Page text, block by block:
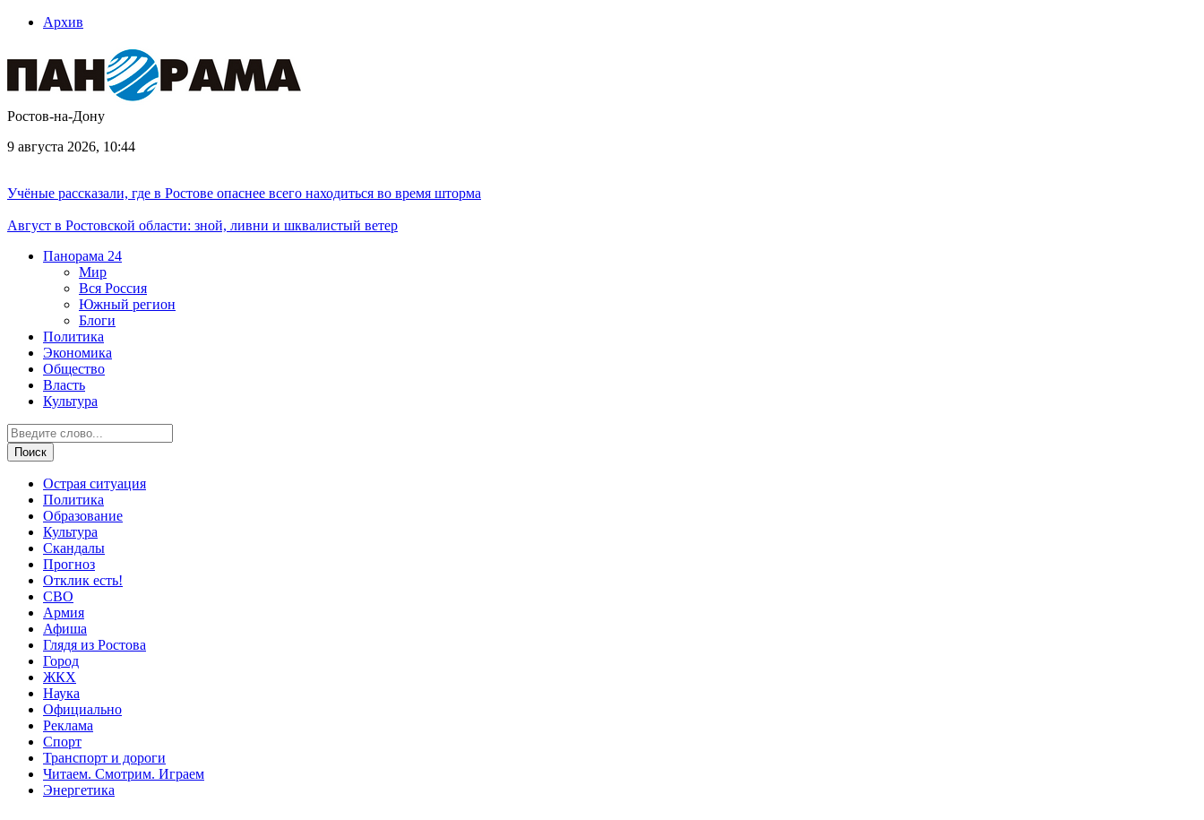
Архив
Ростов-на-Дону
9 августа 2026, 10:44
Учёные рассказали, где в Ростове опаснее всего находиться во время шторма
Август в Ростовской области: зной, ливни и шквалистый ветер
Панорама 24
Мир
Вся Россия
Южный регион
Блоги
Политика
Экономика
Общество
Власть
Культура
Острая ситуация
Политика
Образование
Культура
Скандалы
Прогноз
Отклик есть!
СВО
Армия
Афиша
Глядя из Ростова
Город
ЖКХ
Наука
Официально
Реклама
Спорт
Транспорт и дороги
Читаем. Смотрим. Играем
Энергетика